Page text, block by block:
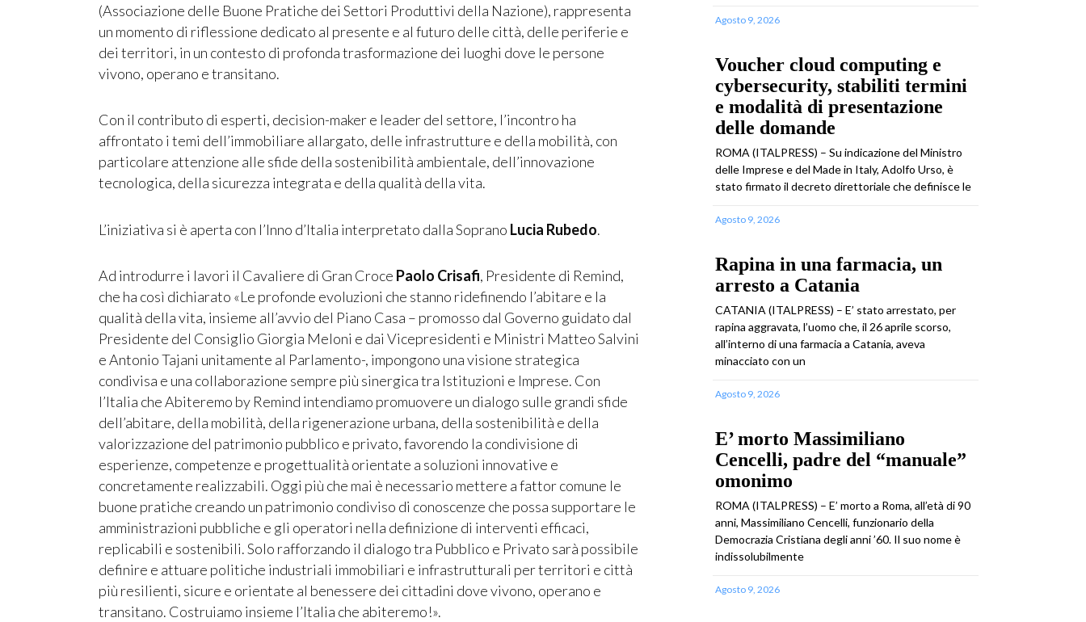
(Associazione delle Buone Pratiche dei Settori Produttivi della Nazione), rappresenta
un momento di riflessione dedicato al presente e al futuro delle città, delle periferie e
dei territori, in un contesto di profonda trasformazione dei luoghi dove le persone
vivono, operano e transitano.
Con il contributo di esperti, decision-maker e leader del settore, l’incontro ha
affrontato i temi dell’immobiliare allargato, delle infrastrutture e della mobilità, con
particolare attenzione alle sfide della sostenibilità ambientale, dell’innovazione
tecnologica, della sicurezza integrata e della qualità della vita.
L’iniziativa si è aperta con l’Inno d’Italia interpretato dalla Soprano Lucia Rubedo.
Ad introdurre i lavori il Cavaliere di Gran Croce Paolo Crisafi, Presidente di Remind,
che ha così dichiarato «Le profonde evoluzioni che stanno ridefinendo l’abitare e la
qualità della vita, insieme all’avvio del Piano Casa – promosso dal Governo guidato dal
Presidente del Consiglio Giorgia Meloni e dai Vicepresidenti e Ministri Matteo Salvini
e Antonio Tajani unitamente al Parlamento-, impongono una visione strategica
condivisa e una collaborazione sempre più sinergica tra Istituzioni e Imprese. Con
l’Italia che Abiteremo by Remind intendiamo promuovere un dialogo sulle grandi sfide
dell’abitare, della mobilità, della rigenerazione urbana, della sostenibilità e della
valorizzazione del patrimonio pubblico e privato, favorendo la condivisione di
esperienze, competenze e progettualità orientate a soluzioni innovative e
concretamente realizzabili. Oggi più che mai è necessario mettere a fattor comune le
buone pratiche creando un patrimonio condiviso di conoscenze che possa supportare le
amministrazioni pubbliche e gli operatori nella definizione di interventi efficaci,
replicabili e sostenibili. Solo rafforzando il dialogo tra Pubblico e Privato sarà possibile
definire e attuare politiche industriali immobiliari e infrastrutturali per territori e città
più resilienti, sicure e orientate al benessere dei cittadini dove vivono, operano e
transitano. Costruiamo insieme l’Italia che abiteremo!».
Agosto 9, 2026
Voucher cloud computing e
cybersecurity, stabiliti termini
e modalità di presentazione
delle domande
ROMA (ITALPRESS) – Su indicazione del Ministro
delle Imprese e del Made in Italy, Adolfo Urso, è
stato firmato il decreto direttoriale che definisce le
Agosto 9, 2026
Rapina in una farmacia, un
arresto a Catania
CATANIA (ITALPRESS) – E’ stato arrestato, per
rapina aggravata, l’uomo che, il 26 aprile scorso,
all’interno di una farmacia a Catania, aveva
minacciato con un
Agosto 9, 2026
E’ morto Massimiliano
Cencelli, padre del “manuale”
omonimo
ROMA (ITALPRESS) – E’ morto a Roma, all’età di 90
anni, Massimiliano Cencelli, funzionario della
Democrazia Cristiana degli anni ’60. Il suo nome è
indissolubilmente
Agosto 9, 2026